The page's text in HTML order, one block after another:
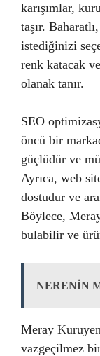
karışımlar,
taşır.
istediğinizi
renk katacak
olanak tanır.
SEO
öncü bir
güçlüdür ve
Ayrıca, web
dostudur ve
Böylece,
bulabilir ve
NERENİN
Meray
vazgeçilmez